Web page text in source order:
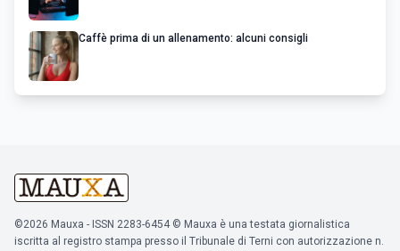
Caffè prima di un allenamento: alcuni consigli
©2026 Mauxa - ISSN 2283-6454 © Mauxa è una testata giornalistica
iscritta al registro stampa presso il Tribunale di Terni con autorizzazione n.